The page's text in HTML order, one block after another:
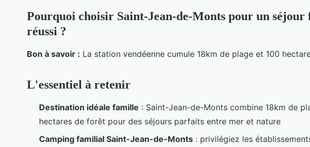
Pourquoi choisir Saint-Jean-de-Monts pour un séjour
réussi ?
Bon à savoir : La station vendéenne cumule 18km de plage et 100
L'essentiel à retenir
Destination idéale famille : Saint-Jean-de-Monts combine 18km de
hectares de forêt pour des séjours parfaits entre mer et nature
Camping familial Saint-Jean-de-Monts : privilégiez les